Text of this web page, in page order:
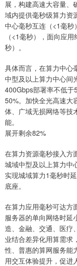
展，构建高速大容量、
域内提供毫秒级算力资
中心毫秒互连（<1毫秒
（<1毫秒），面向应
秒）。
具体而言，在算力中心
中型及以上算力中心间
400Gbps部署率不低于
50%。加快全光高速大
体、广域无损网络等技
能。
展开剩余82%
在算力资源毫秒接入方
城域中型及以上算力中
实现城域算力1毫秒时
底座。
在算力应用毫秒可达方
服务器的单向网络时延
造、金融、交通、医疗
业结合差异化用算需求
性、普惠的算网服务能
用交互体验提升，促进